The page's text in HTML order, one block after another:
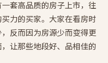
套高品质的房子上市，往
力的买家。大家在看房时
反而因为房源少而变得更
让那些地段好、品相佳的